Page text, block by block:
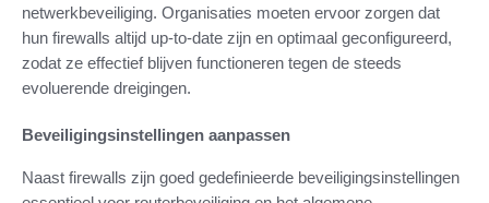
netwerkbeveiliging. Organisaties moeten ervoor zorgen dat
hun firewalls altijd up-to-date zijn en optimaal geconfigureerd,
zodat ze effectief blijven functioneren tegen de steeds
evoluerende dreigingen.
Beveiligingsinstellingen aanpassen
Naast firewalls zijn goed gedefinieerde beveiligingsinstellingen